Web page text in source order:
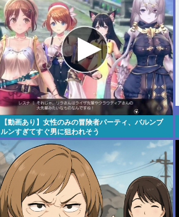
【動画あり】女性のみの冒険者パーティ、バルンブ
ルンすぎてすぐ男に狙われそう